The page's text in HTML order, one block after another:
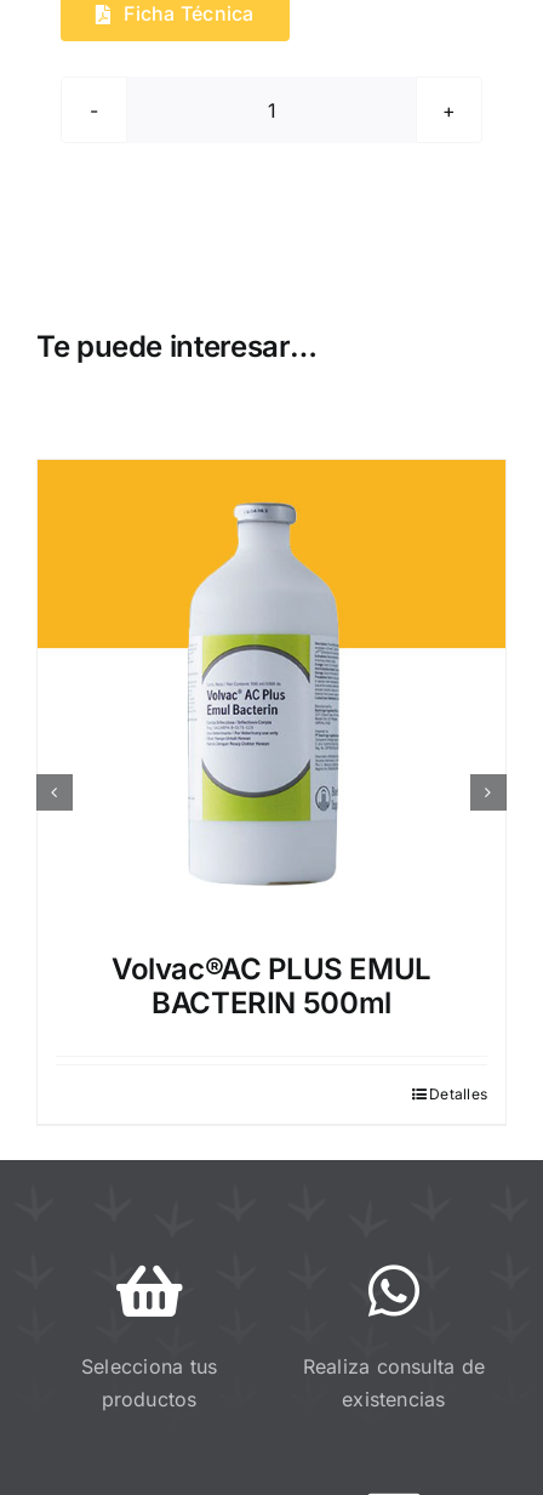
Ficha Técnica
Volvac®
Te puede interesar…
Volvac®AC PLUS EMUL
BACTERIN 500ml
Detalles
Selecciona tus
productos
Realiza consulta de
existencias